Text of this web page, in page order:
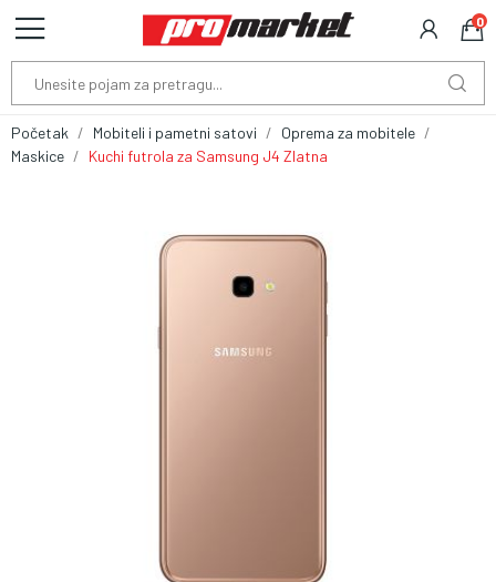
0
Početak Mobiteli i pametni satovi
Oprema za mobitele
Maskice
Kuchi futrola za Samsung J4 Zlatna